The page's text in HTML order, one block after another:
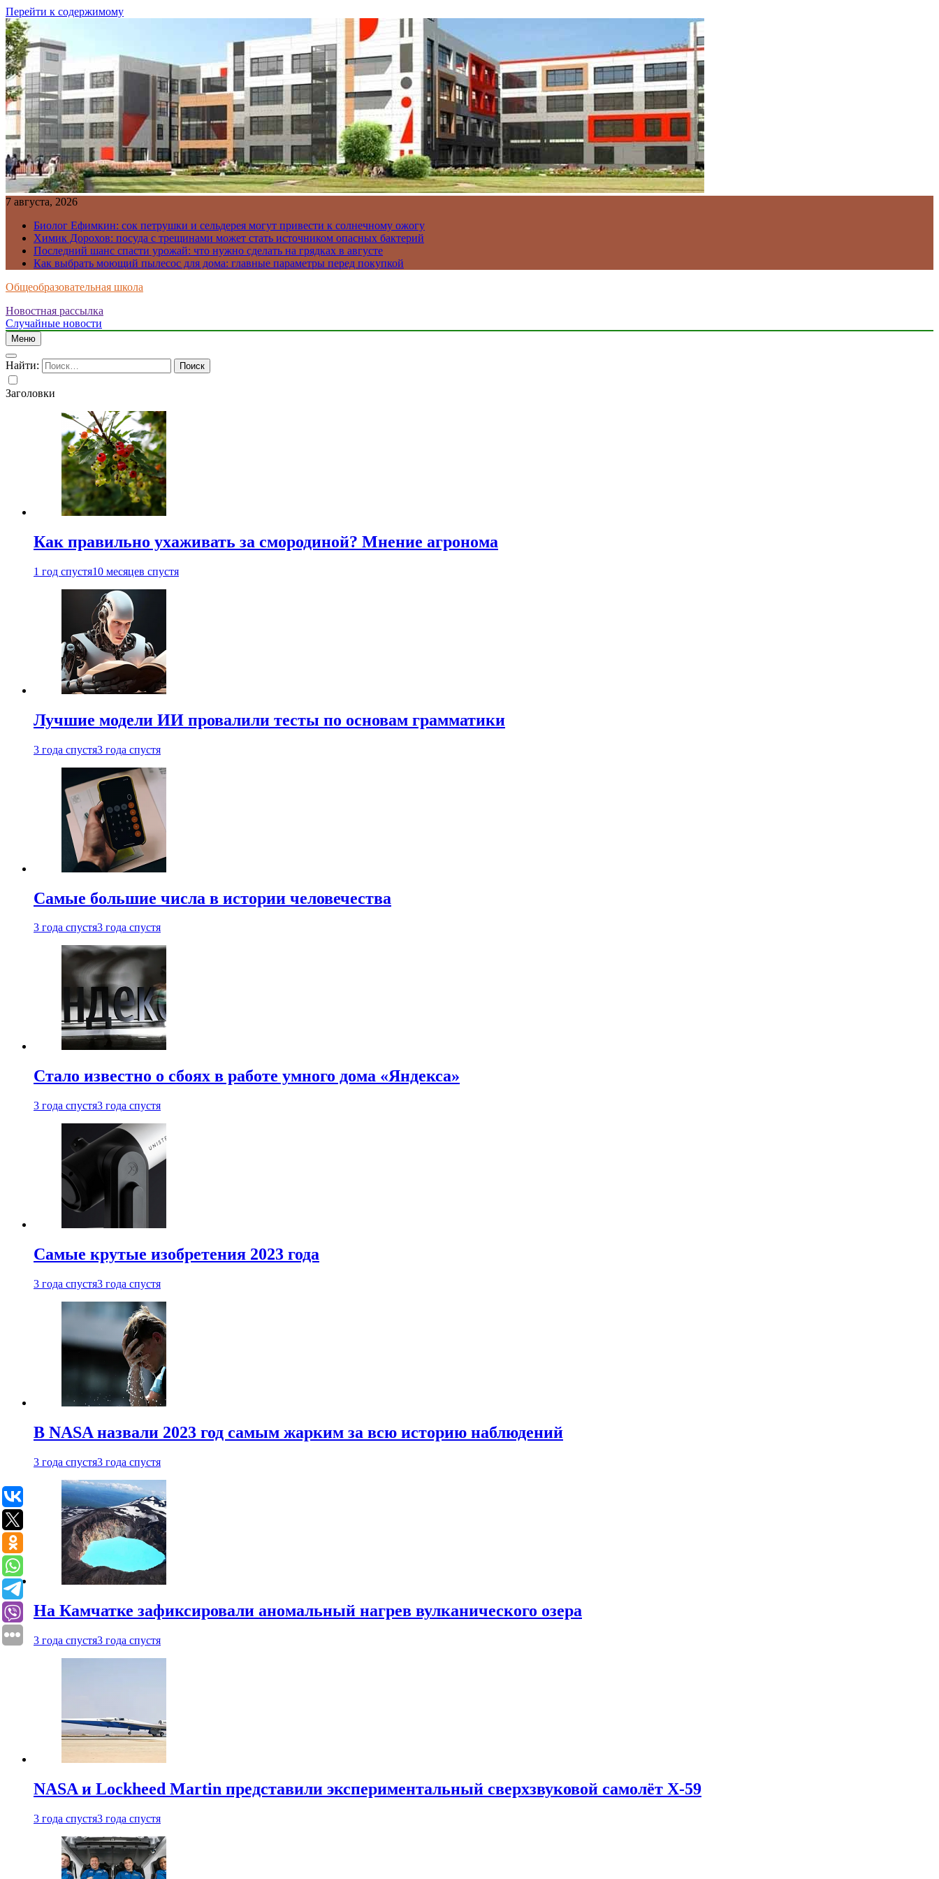
Перейти к содержимому
7 августа, 2026
Биолог Ефимкин: сок петрушки и сельдерея могут привести к солнечному ожогу
Химик Дорохов: посуда с трещинами может стать источником опасных бактерий
Последний шанс спасти урожай: что нужно сделать на грядках в августе
Как выбрать моющий пылесос для дома: главные параметры перед покупкой
Общеобразовательная школа
Новостная рассылка
Случайные новости
Меню
Найти:
Заголовки
Как правильно ухаживать за смородиной? Мнение агронома
1 год спустя10 месяцев спустя
Лучшие модели ИИ провалили тесты по основам грамматики
3 года спустя3 года спустя
Самые большие числа в истории человечества
3 года спустя3 года спустя
Стало известно о сбоях в работе умного дома «Яндекса»
3 года спустя3 года спустя
Самые крутые изобретения 2023 года
3 года спустя3 года спустя
В NASA назвали 2023 год самым жарким за всю историю наблюдений
3 года спустя3 года спустя
На Камчатке зафиксировали аномальный нагрев вулканического озера
3 года спустя3 года спустя
NASA и Lockheed Martin представили экспериментальный сверхзвуковой самолёт X-59
3 года спустя3 года спустя